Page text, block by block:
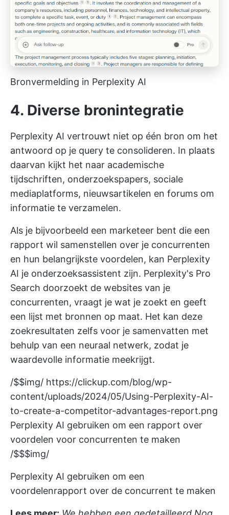
Bronvermelding in Perplexity AI
4. Diverse bronintegratie
Perplexity AI vertrouwt niet op één bron om het
antwoord op je query te consolideren. In plaats
daarvan kijkt het naar academische
tijdschriften, onderzoekspapers, sociale
mediaplatforms, nieuwsartikelen en forums om
informatie te verzamelen.
Als je bijvoorbeeld een marketeer bent die een
rapport wil samenstellen over je concurrenten
en hun belangrijkste voordelen, kan Perplexity
AI je onderzoeksassistent zijn. Perplexity's Pro
Search doorzoekt de websites van je
concurrenten, vraagt je wat je zoekt en geeft
een lijst met bronnen op maat. Het kan deze
zoekresultaten zelfs voor je samenvatten met
behulp van een neuraal netwerk, zodat je
waardevolle informatie meekrijgt.
/$$img/ https://clickup.com/blog/wp-
content/uploads/2024/05/Using-Perplexity-AI-
to-create-a-competitor-advantages-report.png
Perplexity AI gebruiken om een rapport over
voordelen voor concurrenten te maken
/$$$img/
Perplexity AI gebruiken om een
voordelenrapport over de concurrent te maken